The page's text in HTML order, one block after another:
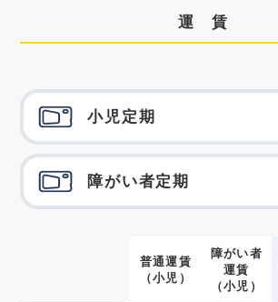
運 賃
小児定期
障がい者定期
普通運賃
（小児）
障がい者
運賃
（小児）